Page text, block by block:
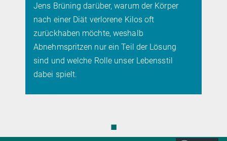
Jens Brüning darüber, warum der Körper
nach einer Diät verlorene Kilos oft
zurückhaben möchte, weshalb
Abnehmspritzen nur ein Teil der Lösung
sind und welche Rolle unser Lebensstil
dabei spielt.
◼